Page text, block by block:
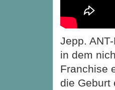
Jepp.
in dem
Franchise
die Geburt